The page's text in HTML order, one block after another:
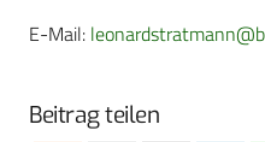
E-Mail:
Beitrag teilen